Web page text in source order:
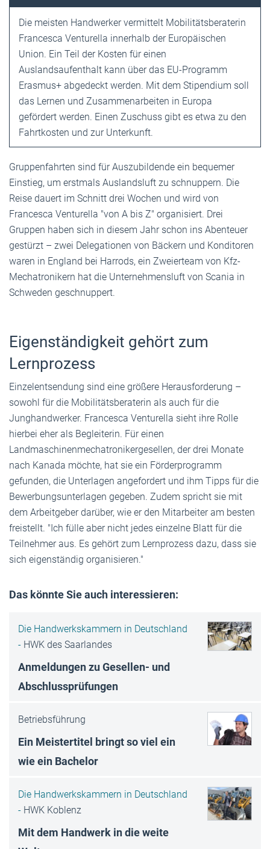
Die meisten Handwerker vermittelt Mobilitätsberaterin
Francesca Venturella innerhalb der Europäischen
Union. Ein Teil der Kosten für einen
Auslandsaufenthalt kann über das EU-Programm
Erasmus+ abgedeckt werden. Mit dem Stipendium soll
das Lernen und Zusammenarbeiten in Europa
gefördert werden. Einen Zuschuss gibt es etwa zu den
Fahrtkosten und zur Unterkunft.
Gruppenfahrten sind für Auszubildende ein bequemer
Einstieg, um erstmals Auslandsluft zu schnuppern. Die
Reise dauert im Schnitt drei Wochen und wird von
Francesca Venturella "von A bis Z" organisiert. Drei
Gruppen haben sich in diesem Jahr schon ins Abenteuer
gestürzt – zwei Delegationen von Bäckern und Konditoren
waren in England bei Harrods, ein Zweierteam von Kfz-
Mechatronikern hat die Unternehmensluft von Scania in
Schweden geschnuppert.
Eigenständigkeit gehört zum
Lernprozess
Einzelentsendung sind eine größere Herausforderung –
sowohl für die Mobilitätsberaterin als auch für die
Junghandwerker. Francesca Venturella sieht ihre Rolle
hierbei eher als Begleiterin. Für einen
Landmaschinenmechatronikergesellen, der drei Monate
nach Kanada möchte, hat sie ein Förderprogramm
gefunden, die Unterlagen angefordert und ihm Tipps für die
Bewerbungsunterlagen gegeben. Zudem spricht sie mit
dem Arbeitgeber darüber, wie er den Mitarbeiter am besten
freistellt. "Ich fülle aber nicht jedes einzelne Blatt für die
Teilnehmer aus. Es gehört zum Lernprozess dazu, dass sie
sich eigenständig organisieren."
Das könnte Sie auch interessieren:
Die Handwerkskammern in Deutschland
- HWK des Saarlandes
Anmeldungen zu Gesellen- und
Abschlussprüfungen
Betriebsführung
Ein Meistertitel bringt so viel ein
wie ein Bachelor
Die Handwerkskammern in Deutschland
- HWK Koblenz
Mit dem Handwerk in die weite